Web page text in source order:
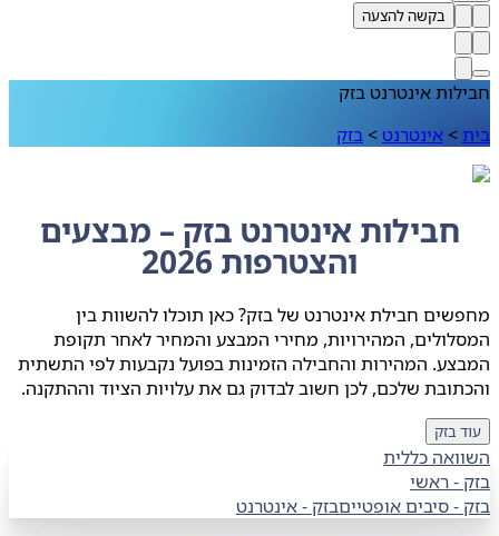
בקשה להצעה
אינטרנט בזק
>אינטרנט>בזק
חבילות אינטרנט בזק – מבצעים
והצטרפות 2026
חבילת אינטרנט של בזק? כאן תוכלו להשוות בין
המהירויות, מחירי המבצע והמחיר לאחר תקופת
המהירות והחבילה הזמינות בפועל נקבעות לפי התשתית
שלכם, לכן חשוב לבדוק גם את עלויות הציוד וההתקנה.
בזק
כללית
- ראשי
-סיבים אופטייםבזק-אינטרנט